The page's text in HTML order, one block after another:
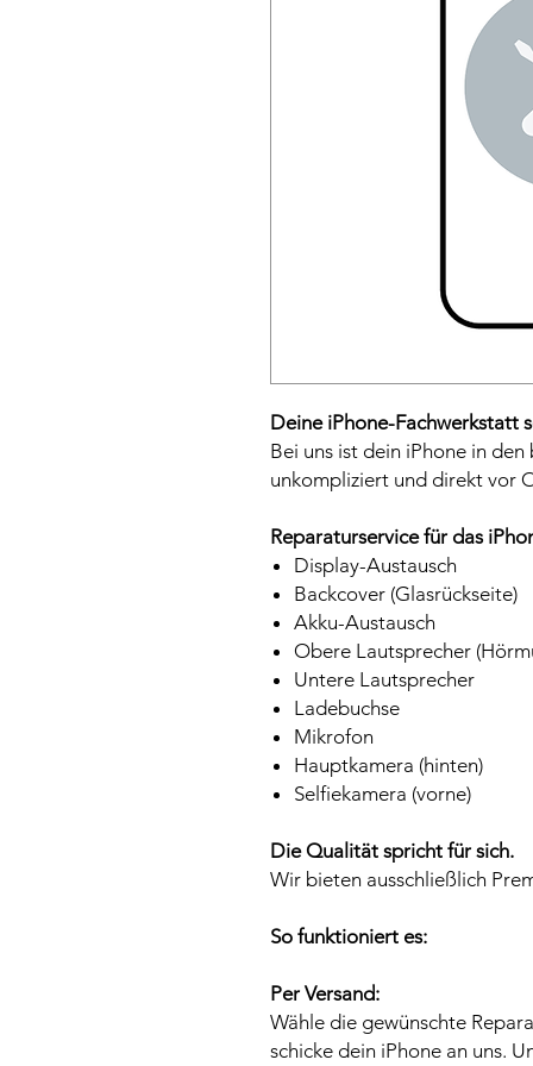
Deine iPhone-Fachwerkstatt
Bei uns ist dein iPhone in
unkompliziert und direkt vor
Reparaturservice für das
Display-Austausch
Backcover (Glasrückseite)
Akku-Austausch
Obere Lautsprecher
Untere Lautsprecher
Ladebuchse
Mikrofon
Hauptkamera (hinten)
Selfiekamera (vorne)
Die Qualität spricht für sich.
Wir bieten ausschließlich
So funktioniert es:
Per Versand:
Wähle die gewünschte
schicke dein iPhone an uns.